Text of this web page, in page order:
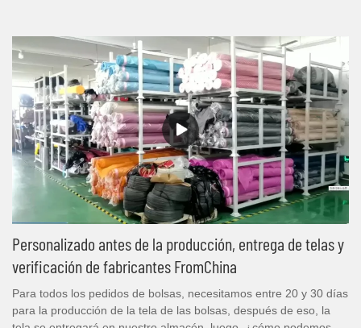
Personalizado antes de la producción, entrega de telas y
verificación de fabricantes FromChina
Para todos los pedidos de bolsas, necesitamos entre 20 y 30 días
para la producción de la tela de las bolsas, después de eso, la